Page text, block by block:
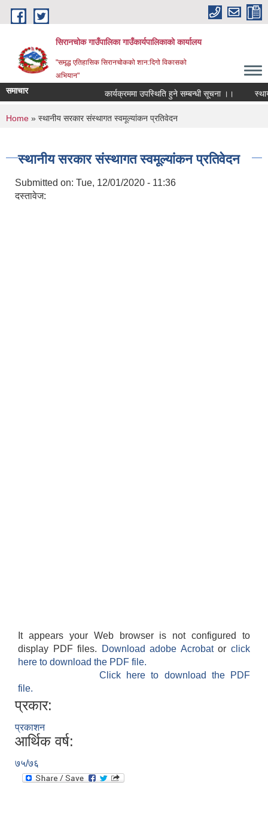
Skip to main content
सिरानचोक गाउँपालिका गाउँकार्यपालिकाको कार्यालय
"समृद्ध एतिहासिक सिरानचोकको शान:दिगो विकासको
अभियान"
समाचार कार्यक्रममा उपस्थिति हुने सम्बन्धी सूचना ।।
You are here
Home » स्थानीय सरकार संस्थागत स्वमूल्यांकन प्रतिवेदन
स्थानीय सरकार संस्थागत स्वमूल्यांकन प्रतिवेदन
Submitted on: Tue, 12/01/2020 - 11:36
दस्तावेज:
It appears your Web browser is not configured to
display PDF files.
Download adobe Acrobatorclick
here to download the PDF file.
Click here to download the PDF
file.
प्रकार:
प्रकाशन
आर्थिक वर्ष:
७५/७६